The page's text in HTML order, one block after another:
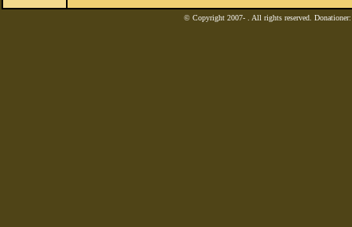
© Copyright 2007- . All rights reserved.